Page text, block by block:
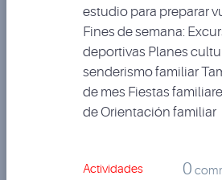
estudio para preparar
Fines de semana:
deportivas Planes
senderismo familiar
de mes Fiestas
de Orientación familiar
Actividades 0